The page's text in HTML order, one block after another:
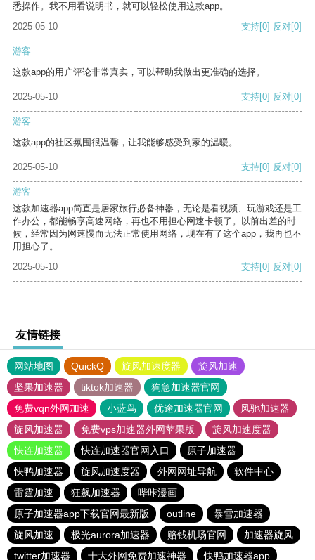
悉操作。我不用看说明书，就可以轻松使用这款app。
2025-05-10
支持[0] 反对[0]
游客
这款app的用户评论非常真实，可以帮助我做出更准确的选择。
2025-05-10 支持[0] 反对[0]
游客
这款app的社区氛围很温馨，让我能够感受到家的温暖。
2025-05-10 支持[0] 反对[0]
游客
这款加速器app简直是居家旅行必备神器，无论是看视频、玩游戏还是工
作办公，都能畅享高速网络，再也不用担心网速卡顿了。以前出差的时
候，经常因为网速慢而无法正常使用网络，现在有了这个app，我再也不
用担心了。
2025-05-10
支持[0] 反对[0]
友情链接
网站地图 QuickQ 旋风加速度器
旋风加速
坚果加速器
tiktok加速器
狗急加速器官网
免费vqn外网加速
小蓝鸟 优途加速器官网
风驰加速器
旋风加速器
免费vps加速器外网苹果版
旋风加速度器
快连加速器
快连加速器官网入口
原子加速器
快鸭加速器
旋风加速度器 外网网址导航
软件中心
雷霆加速
狂飙加速器
哔咔漫画
原子加速器app下载官网最新版
outline
暴雪加速器
旋风加速
极光aurora加速器 赔钱机场官网
加速器旋风
twitter加速器
十大外网免费加速神器 快鸭加速器app